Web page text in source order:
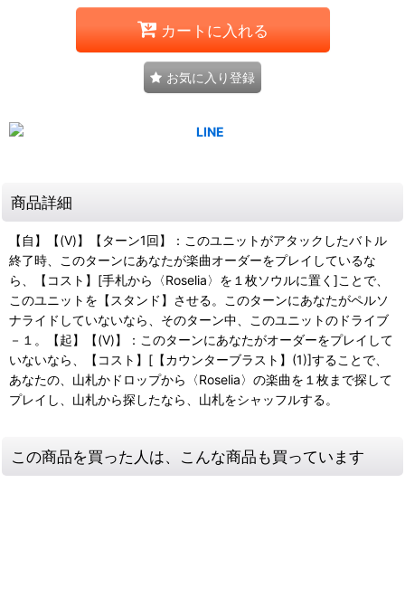
カートに入れる
お気に入り登録
商品詳細
【自】【(V)】【ターン1回】：このユニットがアタックしたバトル
終了時、このターンにあなたが楽曲オーダーをプレイしているな
ら、【コスト】[手札から〈Roselia〉を１枚ソウルに置く]ことで、
このユニットを【スタンド】させる。このターンにあなたがペルソ
ナライドしていないなら、そのターン中、このユニットのドライブ
－１。【起】【(V)】：このターンにあなたがオーダーをプレイして
いないなら、【コスト】[【カウンターブラスト】(1)]することで、
あなたの、山札かドロップから〈Roselia〉の楽曲を１枚まで探して
プレイし、山札から探したなら、山札をシャッフルする。
この商品を買った人は、こんな商品も買っています